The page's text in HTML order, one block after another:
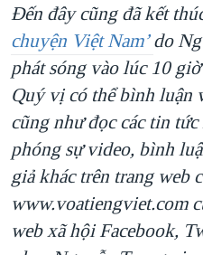
Đến đây cũng đã kết
chuyện Việt Nam’do
phát sóng vào lúc 10
Quý vị có thể bình luận
cũng như đọc các tin
phóng sự video, bình
giả khác trên trang web
www.voatiengviet.com
web xã hội Facebook,